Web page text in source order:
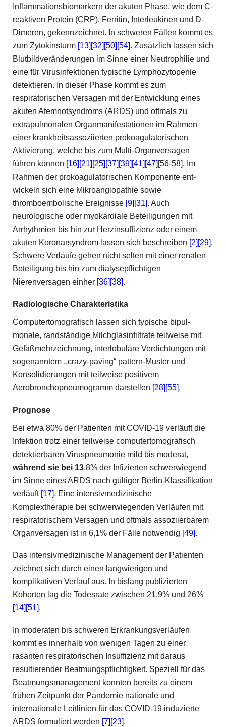
Inflammationsbiomarkern der akuten Phase, wie dem C-
reaktiven Protein (CRP), Ferritin, Interleukinen und D-
Dimeren, gekennzeichnet. In schweren Fällen kommt es
zum Zytokinsturm [13] [32] [50] [54]. Zusätzlich lassen sich
Blutbildveränderungen im Sinne einer Neutrophilie und
eine für Virusinfektionen typische Lymphozytopenie
detektieren. In dieser Phase kommt es zum
respiratorischen Versagen mit der Entwicklung eines
akuten Atemnotsyndroms (ARDS) und oftmals zu
extrapulmonalen Organmanifestationen im Rahmen
einer krankheitsassoziierten prokoagulatorischen
Aktivierung, welche bis zum Multi-­Organversagen
führen können [16] [21] [25] [37] [39] [41] [47] [56-58]. Im
Rahmen der prokoagulatorischen Komponente ent­
wickeln sich eine Mikroangiopathie sowie
thromboembolische Ereignisse [9] [31]. Auch
neurologische oder myokardiale Beteiligungen mit
Arrhythmien bis hin zur Herzinsuffizienz oder einem
akuten Koronarsyndrom lassen sich beschreiben [2] [29].
Schwere Verläufe gehen nicht selten mit einer renalen
Beteiligung bis hin zum dialysepflichtigen
Nierenversagen einher [36] [38].
Radiologische Charakteristika
Computertomografisch lassen sich typische bipul­
monale, randständige Milchglasinfiltrate teilweise mit
Gefäßmehrzeichnung, interlobuläre Verdichtungen mit
sogenanntem ,,crazy-paving“ pattern-Muster und
Konsolidierungen mit teilweise positivem
Aerobronchopneumogramm darstellen [28] [55].
Prognose
Bei etwa 80% der Patienten mit COVID-19 verläuft die
Infektion trotz einer teilweise computertomografisch
detektierbaren Viruspneumonie mild bis moderat,
während sie bei 13,8% der Infizierten schwerwiegend
im Sinne eines ARDS nach gültiger Berlin-Klassifikation
verläuft [17]. Eine intensivmedizinische
Komplextherapie bei schwerwiegenden Verläufen mit
respiratorischem Versagen und oftmals assoziierbarem
Organversagen ist in 6,1% der Fälle notwendig [49].
Das intensivmedizinische Management der Patienten
zeichnet sich durch einen langwierigen und
komplikativen Verlauf aus. In bislang publizierten
Kohorten lag die Todesrate zwischen 21,9% und 26%
[14] [51].
In moderaten bis schweren Erkrankungsverläufen
kommt es innerhalb von wenigen Tagen zu einer
rasanten respiratorischen Insuffizienz mit daraus
resultierender Beatmungspflichtigkeit. Speziell für das
Beatmungsmanagement konnten bereits zu einem
frühen Zeitpunkt der Pandemie nationale und
internationale Leitlinien für das COVID-19 induzierte
ARDS formuliert werden [7] [23].